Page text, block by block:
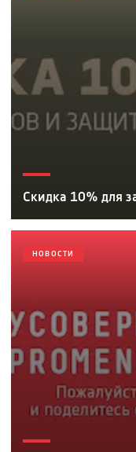
Скидка 10% для
НОВОСТИ